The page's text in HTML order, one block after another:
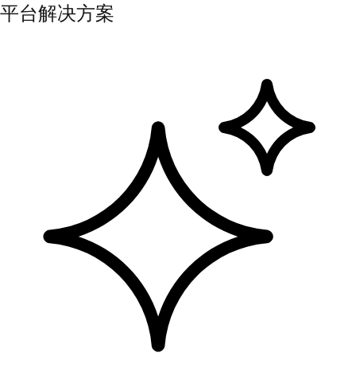
平台解决方案